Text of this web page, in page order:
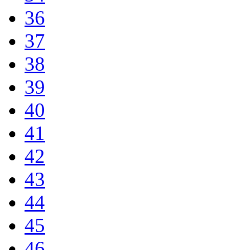
36
37
38
39
40
41
42
43
44
45